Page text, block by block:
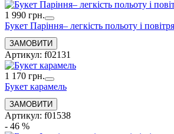
1 990 грн.
Букет Паріння– легкість польоту і
Артикул: f02131
1 170 грн.
Букет карамель
Артикул: f01538
- 46 %